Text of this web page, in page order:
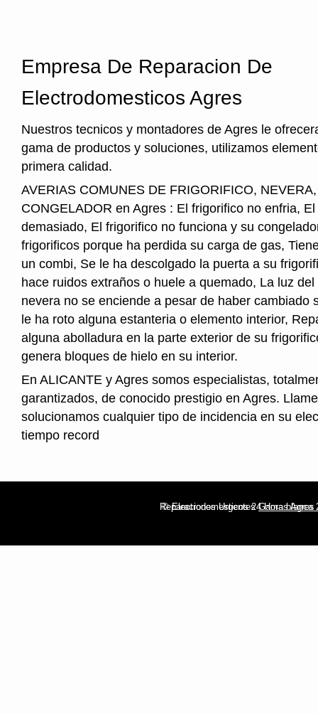
Empresa De Reparacion De
Electrodomesticos Agres
Nuestros tecnicos y montadores de Agres le
gama de productos y soluciones, utilizamos
primera calidad.
AVERIAS COMUNES DE FRIGORIFICO,
CONGELADOR en Agres : El frigorifico no enfria,
demasiado, El frigorifico no funciona y su
frigorificos porque ha perdida su carga de gas,
un combi, Se le ha descolgado la puerta a su
hace ruidos extraños o huele a quemado, La luz
nevera no se enciende a pesar de haber cambiado
le ha roto alguna estanteria o elemento interior,
alguna abolladura en la parte exterior de su
genera bloques de hielo en su interior.
En ALICANTE y Agres somos especialistas,
garantizados, de conocido prestigio en Agres.
solucionamos cualquier tipo de incidencia en su
tiempo record
© Electrodomesticos 24 Horas Agres
Reparaciones UrgentesGama blanca